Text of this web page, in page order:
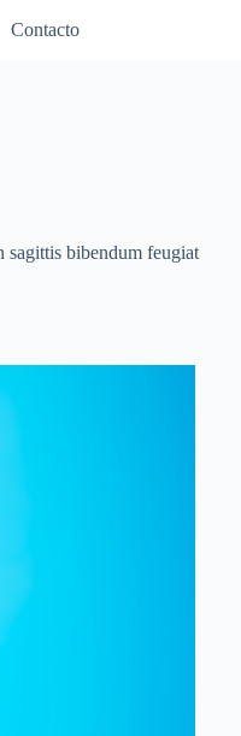
Contacto
sagittis bibendum feugiat